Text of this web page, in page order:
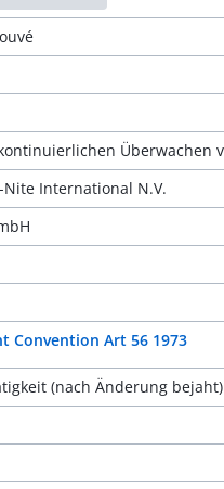
Überwachen
Nite International N.V.
Convention Art 56 1973
(nach Änderung bejaht)